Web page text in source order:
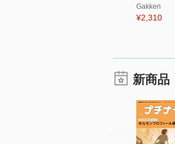
Gakken
¥2,310
新商品